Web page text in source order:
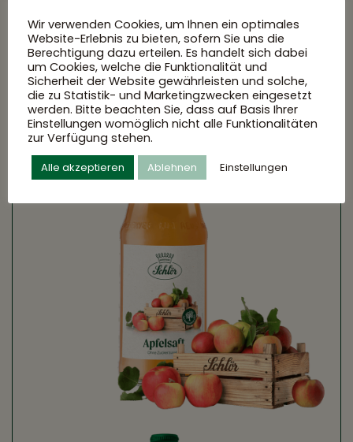
Wir verwenden Cookies, um Ihnen ein optimales
Website-Erlebnis zu bieten, sofern Sie uns die
Berechtigung dazu erteilen. Es handelt sich dabei
um Cookies, welche die Funktionalität und
Sicherheit der Website gewährleisten und solche,
die zu Statistik- und Marketingzwecken eingesetzt
werden. Bitte beachten Sie, dass auf Basis Ihrer
Einstellungen womöglich nicht alle Funktionalitäten
zur Verfügung stehen.
Alle akzeptieren Ablehnen Einstellungen